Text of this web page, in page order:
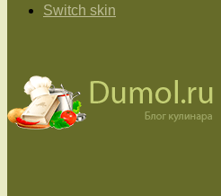
Switch skin